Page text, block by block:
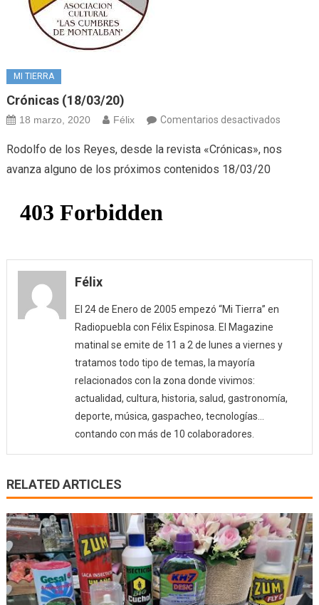
MI TIERRA
Crónicas (18/03/20)
18 marzo, 2020 Félix Comentarios desactivadosen
(18/03/
Rodolfo de los Reyes, desde la revista «Crónicas», nos
avanza alguno de los próximos contenidos 18/03/20
Félix
El 24 de Enero de 2005 empezó “Mi Tierra” en
Radiopuebla con Félix Espinosa. El Magazine
matinal se emite de 11 a 2 de lunes a viernes y
tratamos todo tipo de temas, la mayoría
relacionados con la zona donde vivimos:
actualidad, cultura, historia, salud, gastronomía,
deporte, música, gaspacheo, tecnologías…
contando con más de 10 colaboradores.
RELATED ARTICLES